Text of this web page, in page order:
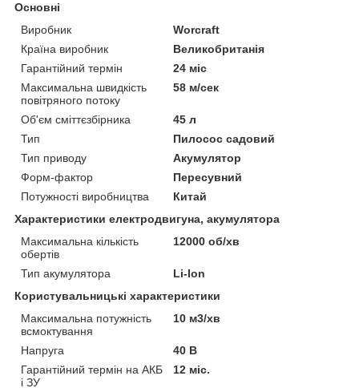
Основні
Виробник
Worcraft
Країна виробник
Великобританія
Гарантійний термін
24 міс
Максимальна швидкість
повітряного потоку
58 м/сек
Об'єм сміттєзбірника
45 л
Тип
Пилосос садовий
Тип приводу
Акумулятор
Форм-фактор
Пересувний
Потужності виробництва
Китай
Характеристики електродвигуна, акумулятора
Максимальна кількість
обертів
12000 об/хв
Тип акумулятора
Li-Ion
Користувальницькі характеристики
Максимальна потужність
всмоктування
10 м3/хв
Напруга
40 В
Гарантійний термін на АКБ
і ЗУ
12 міс.